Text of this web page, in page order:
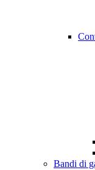
Bandi di